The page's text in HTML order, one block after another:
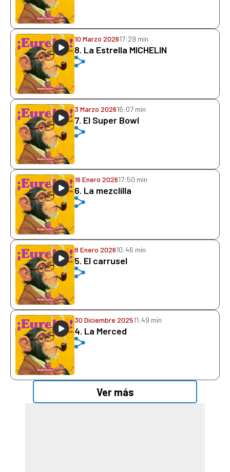
10 Marzo 202617:29 min
8. La Estrella MICHELIN
3 Marzo 202616:07 min
7. El Super Bowl
16 Enero 202617:50 min
6. La mezclilla
8 Enero 202610:46 min
5. El carrusel
30 Diciembre 202511:49 min
4. La Merced
Ver más